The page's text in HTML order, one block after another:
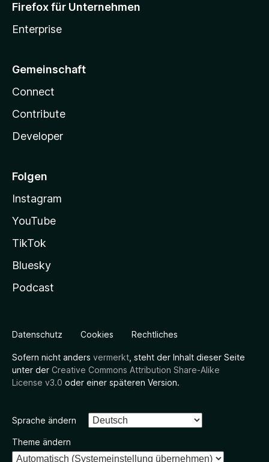
Firefox für Unternehmen
Enterprise
Gemeinschaft
Connect
Contribute
Developer
Folgen
Instagram
YouTube
TikTok
Bluesky
Podcast
Datenschutz Cookies Rechtliches
Sofern nicht anders vermerkt , steht der Inhalt dieser Seite
unter der Creative Commons Attribution Share-Alike
License v3.0 oder einer späteren Version.
Sprache ändern
Theme ändern